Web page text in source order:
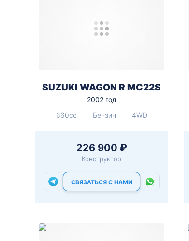
SUZUKI WAGON R MC22S
2002 год
660cc
Бензин 4WD
226 900 ₽
Конструктор
СВЯЗАТЬСЯ С НАМИ